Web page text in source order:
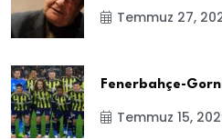
Temmuz 27,
Fenerbahçe-
Temmuz 15,